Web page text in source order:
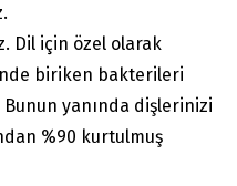
Dil için özel olarak
biriken bakterileri
Bunun yanında dişlerinizi
%90 kurtulmuş